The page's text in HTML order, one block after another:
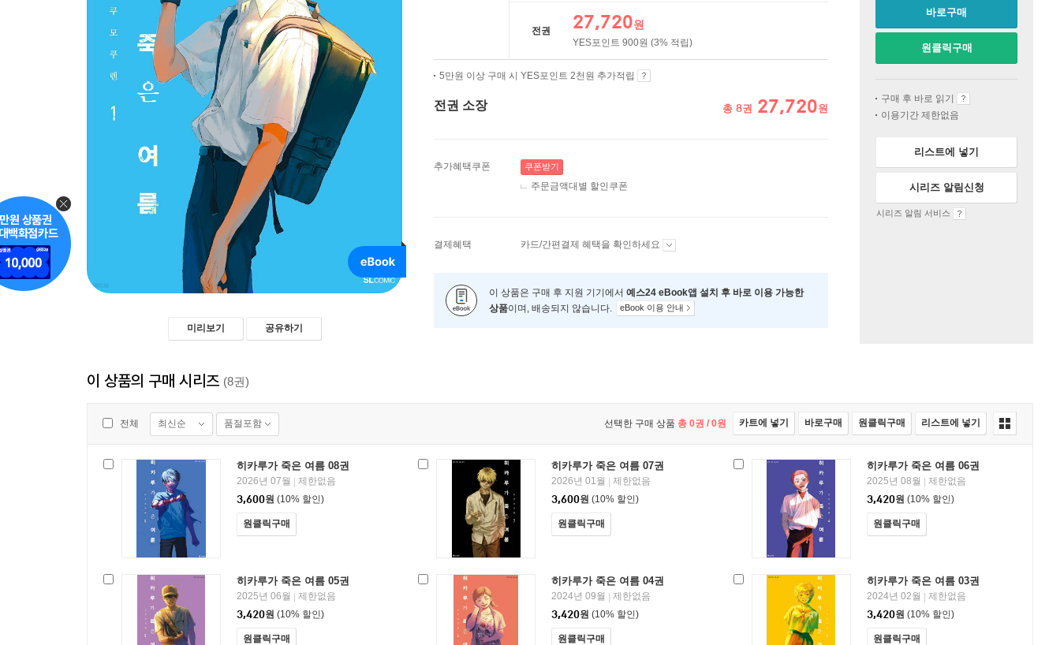
미리보기 공유하기
전권 27,720원
YES포인트 900원 (3% 적립)
5만원 이상 구매 시 YES포인트 2천원 추가적립
전권 소장 총 8권 27,720원
추가혜택쿠폰 쿠폰받기
주문금액대별 할인쿠폰
결제혜택 카드/간편결제 혜택을 확인하세요
이 상품은 구매 후 지원 기기에서 예스24 eBook앱 설치 후 바로 이용 가능한
상품이며, 배송되지 않습니다. eBook 이용 안내
바로구매
원클릭구매
구매 후 바로 읽기
이용기간 제한없음
리스트에 넣기
시리즈 알림신청
시리즈 알림 서비스
이 상품의 구매 시리즈 (8권)
전체 최신순 품절포함 선택한 구매 상품 총 0권 / 0원 카트에 넣기 바로구매 원클릭구매 리스트에 넣기
히카루가 죽은 여름 08권
2026년 07월
제한없음
3,600원 (10% 할인)
원클릭구매
히카루가 죽은 여름 07권
2026년 01월
제한없음
3,600원(10% 할인)
원클릭구매
히카루가 죽은 여름 06권
2025년 08월
제한없음
3,420원 (10% 할인)
원클릭구매
히카루가 죽은 여름 05권
2025년 06월
제한없음
3,420원 (10% 할인)
원클릭구매
히카루가 죽은 여름 04권
2024년 09월
제한없음
3,420원(10% 할인)
원클릭구매
히카루가 죽은 여름 03권
2024년 02월
제한없음
3,420원 (10% 할인)
원클릭구매